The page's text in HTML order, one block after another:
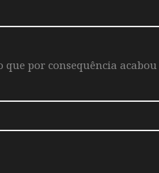
por consequência